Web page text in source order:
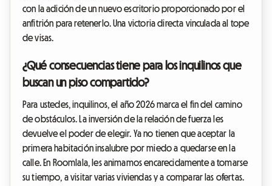
con la adición de un nuevo escritorio proporcionado por el
anfitrión para retenerlo. Una victoria directa vinculada al tope
de visas.
¿Qué consecuencias tiene para los inquilinos que
buscan un piso compartido?
Para ustedes, inquilinos, el año 2026 marca el fin del camino
de obstáculos. La inversión de la relación de fuerza les
devuelve el poder de elegir. Ya no tienen que aceptar la
primera habitación insalubre por miedo a quedarse en la
calle. En Roomlala, les animamos encarecidamente a tomarse
su tiempo, a visitar varias viviendas y a comparar las ofertas.